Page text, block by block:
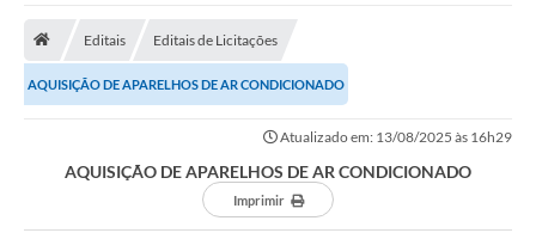
Editais Editais de Licitações
AQUISIÇÃO DE APARELHOS DE AR CONDICIONADO
Atualizado em: 13/08/2025 às 16h29
AQUISIÇÃO DE APARELHOS DE AR CONDICIONADO
Imprimir